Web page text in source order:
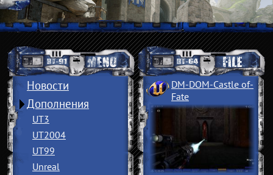
Новости
Дополнения
UT3
UT2004
UT99
Unreal
DM-DOM-Castle of­
Fate